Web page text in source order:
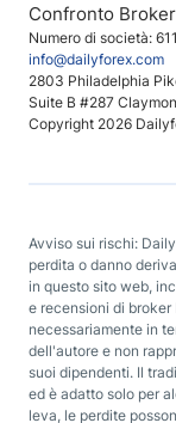
Numero di società:
info@dailyforex.com
2803 Philadelphia
Suite B #287
Copyright 2026
Confronto Broker
Avviso sui rischi:
perdita o danno
in questo sito web,
e recensioni di
necessariamente in
dell'autore e non
suoi dipendenti. Il
ed è adatto solo per
leva, le perdite